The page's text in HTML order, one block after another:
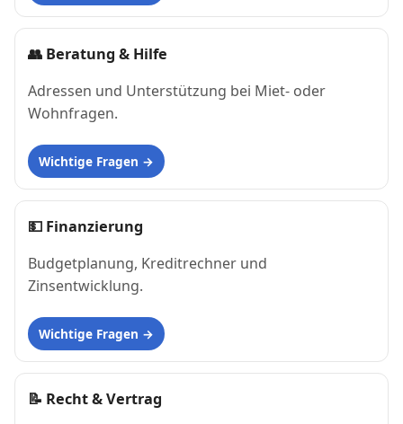
👥 Beratung & Hilfe
Adressen und Unterstützung bei Miet- oder
Wohnfragen.
Wichtige Fragen
💵 Finanzierung
Budgetplanung, Kreditrechner und
Zinsentwicklung.
Wichtige Fragen
📝 Recht & Vertrag